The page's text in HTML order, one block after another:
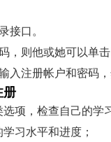
接口。
，则他或她可以单击
入注册帐户和密码
册
项，检查自己的学
习水平和进度；